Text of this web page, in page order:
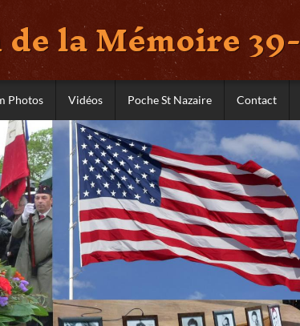
la Mémoire
Photos Vidéos Poche St Nazaire Contact